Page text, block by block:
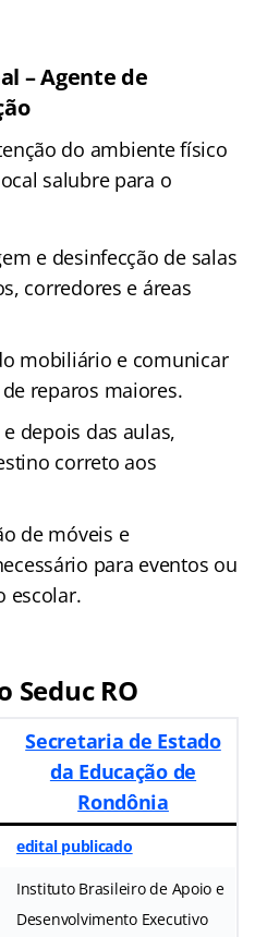
– Agente de
do ambiente físico
salubre para o
e desinfecção de salas
corredores e áreas
mobiliário e comunicar
reparos maiores.
depois das aulas,
correto aos
de móveis e
para eventos ou
escolar.
Seduc RO
Secretaria de Estado
da Educação de
Rondônia
edital publicado
Instituto Brasileiro de Apoio e
Desenvolvimento Executivo